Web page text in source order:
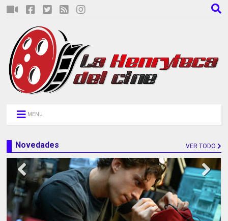
MENU
Novedades VER TODO